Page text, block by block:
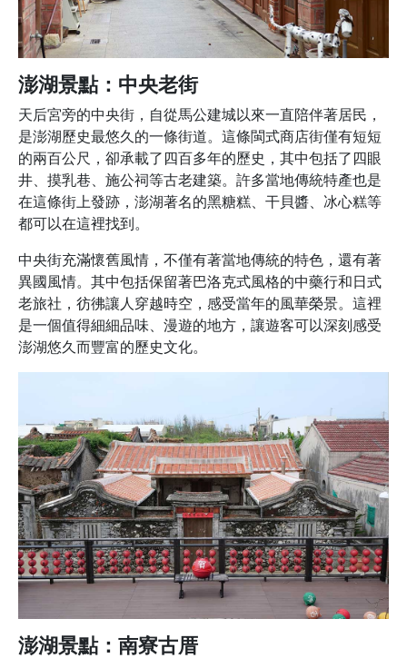
澎湖景點：中央老街
天后宮旁的中央街，自從馬公建城以來一直陪伴著居民，
是澎湖歷史最悠久的一條街道。這條閩式商店街僅有短短
的兩百公尺，卻承載了四百多年的歷史，其中包括了四眼
井、摸乳巷、施公祠等古老建築。許多當地傳統特產也是
在這條街上發跡，澎湖著名的黑糖糕、干貝醬、冰心糕等
都可以在這裡找到。
中央街充滿懷舊風情，不僅有著當地傳統的特色，還有著
異國風情。其中包括保留著巴洛克式風格的中藥行和日式
老旅社，彷彿讓人穿越時空，感受當年的風華榮景。這裡
是一個值得細細品味、漫遊的地方，讓遊客可以深刻感受
澎湖悠久而豐富的歷史文化。
澎湖景點：南寮古厝